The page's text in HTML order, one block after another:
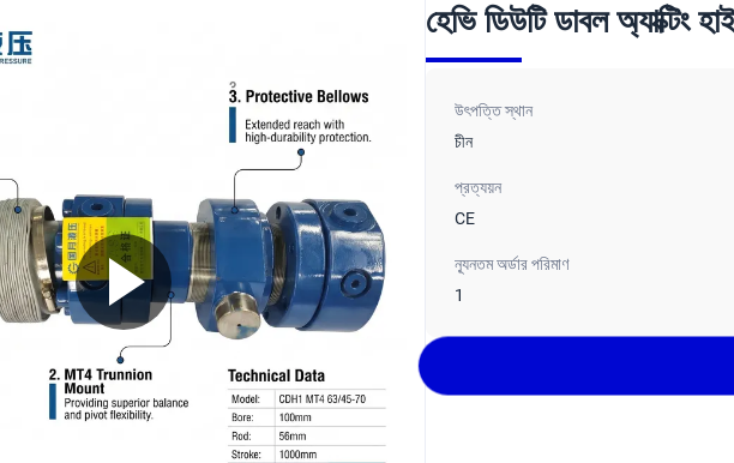
হেভি ডিউটি ​​ডাবল অ্যাক্টিং
উৎপত্তি স্থান
চীন
প্রত্যয়ন
CE
ন্যূনতম অর্ডার পরিমাণ
1